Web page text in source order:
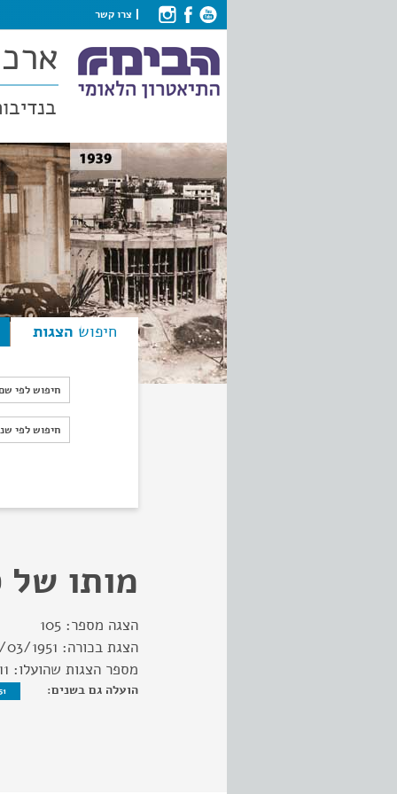
צרו קשר
חיפוש הצגות
חיפוש לפי
חיפוש לפי
חיפוש לפי
מותו של
הצגה מספר: 105
הצגת בכורה: 1951
מספר הצגות שהועלו:
הועלה גם בשנים: